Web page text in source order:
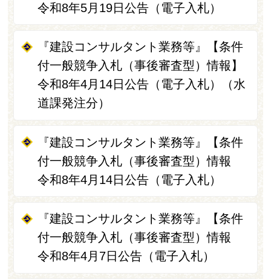
令和8年5月19日公告（電子入札）
『建設コンサルタント業務等』【条件
付一般競争入札（事後審査型）情報】
令和8年4月14日公告（電子入札）（水
道課発注分）
『建設コンサルタント業務等』【条件
付一般競争入札（事後審査型）情報
令和8年4月14日公告（電子入札）
『建設コンサルタント業務等』【条件
付一般競争入札（事後審査型）情報
令和8年4月7日公告（電子入札）